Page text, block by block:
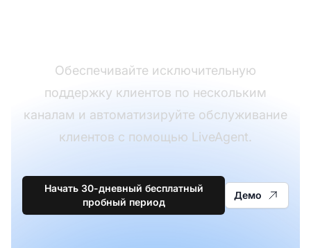
Обеспечивайте исключительную
поддержку клиентов по нескольким
каналам и автоматизируйте обслуживание
клиентов с помощью LiveAgent.
Начать 30-дневный бесплатный
пробный период
Демо